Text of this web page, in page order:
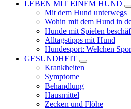
LEBEN MIT EINEM HUND
Mit dem Hund unterwegs
Wohin mit dem Hund in
Hunde mit Spielen
Alltagstipps mit Hund
Hundesport: Welchen
GESUNDHEIT
Krankheiten
Symptome
Behandlung
Hausmittel
Zecken und Flöhe